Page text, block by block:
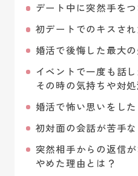
デート中に突然手を
初デートでのキスさ
婚活で後悔した最大
イベントで一度も話
その時の気持ちや対処
婚活で怖い思いをし
初対面の会話が苦手
突然相手からの返信
やめた理由とは？